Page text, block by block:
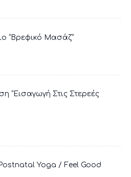
“Βρεφικό Μασάζ”
“Εισαγωγή Στις Στερεές
Yoga / Feel Good